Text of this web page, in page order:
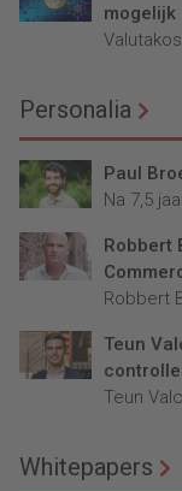
mogelijk
Personalia
Paul
Na 7,5
Robbert
Robbert
Teun
Teun
Whitepapers